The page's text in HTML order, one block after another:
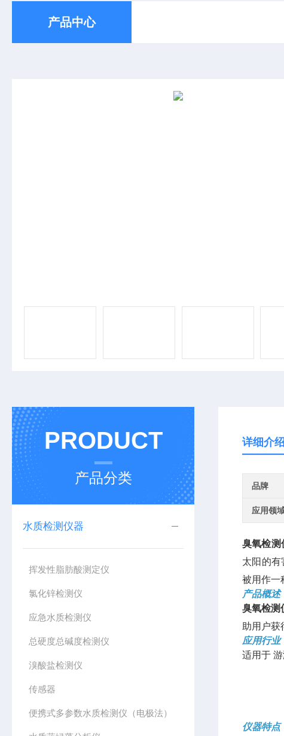
产品中心
PRODUCT
产品分类
水质检测仪器
挥发性脂肪酸测定仪
氯化锌检测仪
应急水质检测仪
总硬度总碱度检测仪
溴酸盐检测仪
传感器
便携式多参数水质检测仪（电极法）
详细介
品牌
应用领
臭氧检测
太阳的有
被用作一
产品概述
臭氧检测
助用户获
应用行业
适用于
仪器特点